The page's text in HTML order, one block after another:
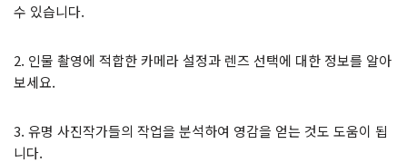
수 있습니다.
2. 인물 촬영에 적합한 카메라 설정과 렌즈 선택에 대한 정보를 알아
보세요.
3. 유명 사진작가들의 작업을 분석하여 영감을 얻는 것도 도움이 됩
니다.